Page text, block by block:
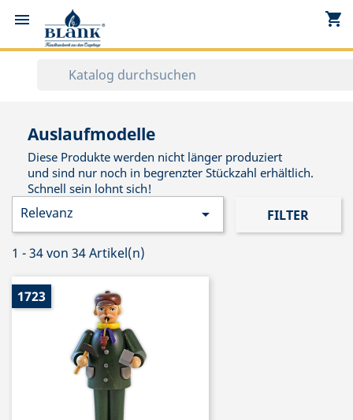
 shopping_cart
Auslaufmodelle
Diese Produkte werden nicht länger produziert
und sind nur noch in begrenzter Stückzahl erhältlich.
Schnell sein lohnt sich!
Relevanz  FILTER
1 - 34 von 34 Artikel(n)
1723